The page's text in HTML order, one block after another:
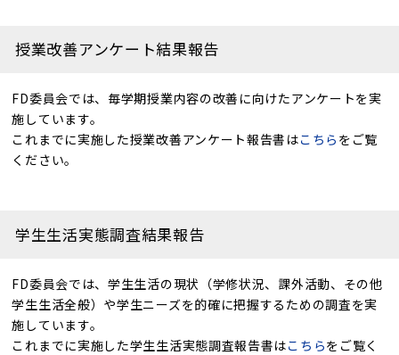
授業改善アンケート結果報告
FD委員会では、毎学期授業内容の改善に向けたアンケートを実
施しています。
これまでに実施した授業改善アンケート報告書はこちら をご覧
ください。
学生生活実態調査結果報告
FD委員会では、学生生活の現状（学修状況、課外活動、その他
学生生活全般）や学生ニーズを的確に把握するための調査を実
施しています。
これまでに実施した学生生活実態調査報告書はこちらをご覧く